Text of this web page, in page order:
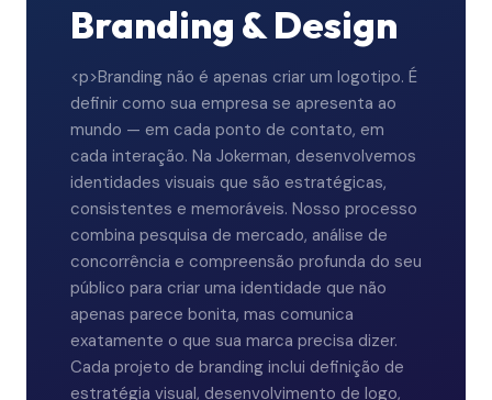
Branding & Design
<p>Branding não é apenas criar um logotipo. É
definir como sua empresa se apresenta ao
mundo — em cada ponto de contato, em
cada interação. Na Jokerman, desenvolvemos
identidades visuais que são estratégicas,
consistentes e memoráveis. Nosso processo
combina pesquisa de mercado, análise de
concorrência e compreensão profunda do seu
público para criar uma identidade que não
apenas parece bonita, mas comunica
exatamente o que sua marca precisa dizer.
Cada projeto de branding inclui definição de
estratégia visual, desenvolvimento de logo,